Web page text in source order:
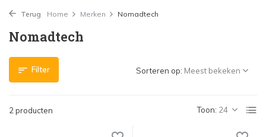
Terug Home Merken Nomadtech
Nomadtech
Filter
2 producten Toon:
Sorteren op: